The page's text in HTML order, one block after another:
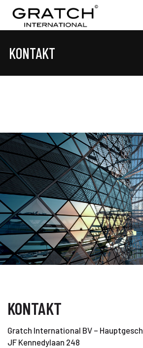
KONTAKT
KONTAKT
Gratch International BV –
JF Kennedylaan 248